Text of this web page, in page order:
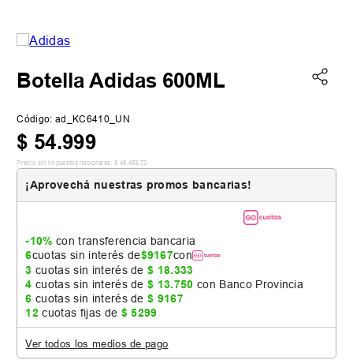
5. zapatillas adidas
Botella Adidas 600ML
Código: ad_KC6410_UN
$ 54.999
Precio sin impuestos nacionales: $ 45 453 72
¡Aprovechá nuestras promos bancarias!
-10% con transferencia bancaria
6cuotas sin interés de$9167con
3 cuotas sin interés de$ 18.333
4 cuotas sin interés de$ 13.750 con Banco Provincia
6 cuotas sin interés de$ 9167
12 cuotas fijas de $ 5299
Ver todos los medios de pago